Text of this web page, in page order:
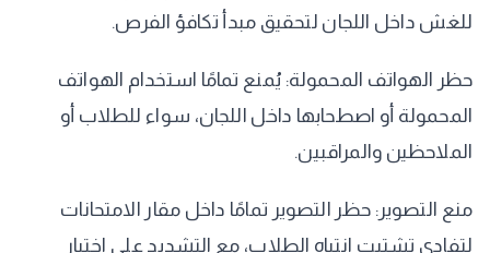
للغش داخل اللجان لتحقيق مبدأ تكافؤ الفرص.
​حظر الهواتف المحمولة: يُمنع تمامًا استخدام الهواتف
المحمولة أو اصطحابها داخل اللجان، سواء للطلاب أو
الملاحظين والمراقبين.
​منع التصوير: حظر التصوير تمامًا داخل مقار الامتحانات
لتفادي تشتيت انتباه الطلاب، مع التشديد على اختيار